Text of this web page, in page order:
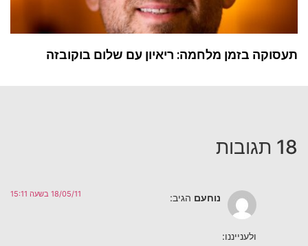
תעסוקה בזמן מלחמה: ריאיון עם שלום בוקובזה
18 תגובות
נוחעם הגיב: 18/05/11 בשעה 15:11
ולענייננו: